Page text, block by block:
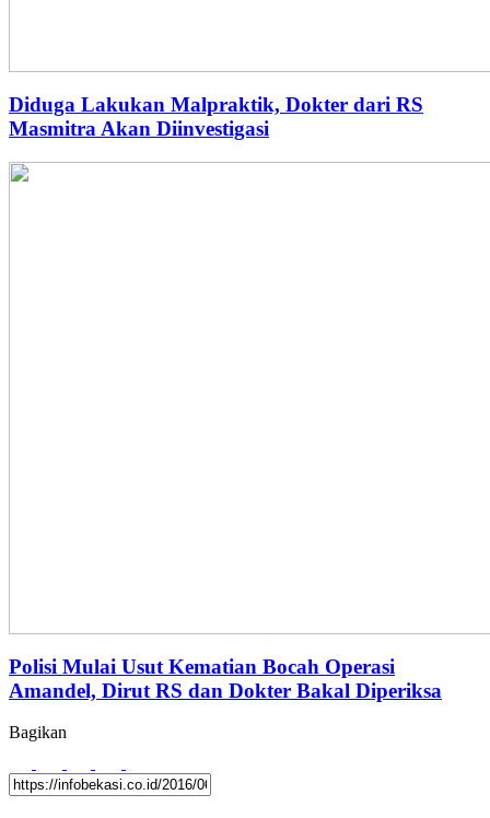
Diduga Lakukan Malpraktik, Dokter dari RS
Masmitra Akan Diinvestigasi
Polisi Mulai Usut Kematian Bocah Operasi
Amandel, Dirut RS dan Dokter Bakal Diperiksa
Bagikan